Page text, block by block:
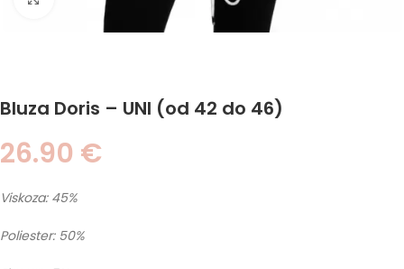
Bluza Doris – UNI (od 42 do 46)
26.90 €
Viskoza: 45%
Poliester: 50%